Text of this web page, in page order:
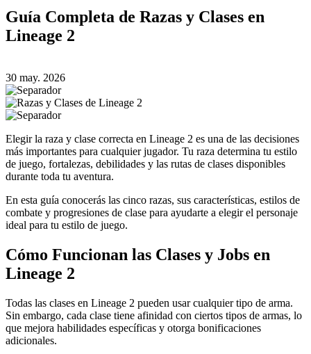
Guía Completa de Razas y Clases en
Lineage 2
30 may. 2026
Elegir la raza y clase correcta en Lineage 2 es una de las decisiones
más importantes para cualquier jugador. Tu raza determina tu estilo
de juego, fortalezas, debilidades y las rutas de clases disponibles
durante toda tu aventura.
En esta guía conocerás las cinco razas, sus características, estilos de
combate y progresiones de clase para ayudarte a elegir el personaje
ideal para tu estilo de juego.
Cómo Funcionan las Clases y Jobs en
Lineage 2
Todas las clases en Lineage 2 pueden usar cualquier tipo de arma.
Sin embargo, cada clase tiene afinidad con ciertos tipos de armas, lo
que mejora habilidades específicas y otorga bonificaciones
adicionales.